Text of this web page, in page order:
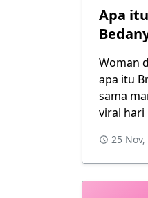
Apa
Woman
apa itu
sama
viral hari
25 Nov,